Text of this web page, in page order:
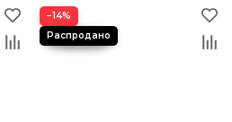
−14%